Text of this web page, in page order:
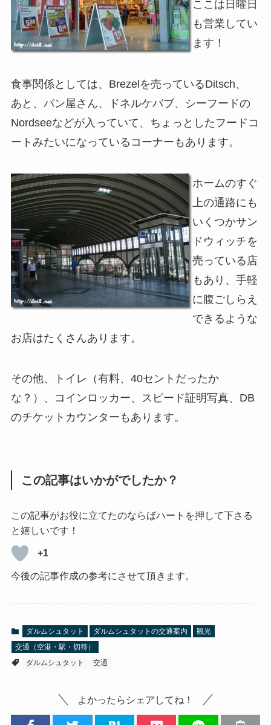
ここは日曜日
も営業してい
ます！
食事関係としては、Brezelを売っているDitsch、
あと、パン屋さん、ドネルケバブ、シーフードの
Nordseeなどが入っていて、ちょっとしたフードコ
ートみたいになっているコーナーもあります。
ホームのすぐ
上の通路にも
いくつかサン
ドウィッチを
売っている店
もあり、手軽
に腹ごしらえ
できるような
お店はたくさんあります。
その他、トイレ（有料、40セントだったか
な？）、コインロッカー、スピード証明写真、DB
のチケットカウンターもあります。
この記事はいかがでしたか？
この記事がお役に立てたのならばハートを押して下さる
と嬉しいです！
+1
今後の記事作成の参考にさせて頂きます。
ダルムシュタット ダルムシュタットの交通案内
観光
交通（空港・駅・切符）
ダルムシュタット
交通
よかったらシェアしてね！